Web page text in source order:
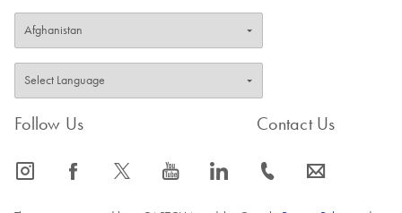
Follow Us
icon_0065_instagram-s icon_0064_facebook-s icon_0340_cc_gen_x-s icon_0077_youtube-s icon_0066_linkedin-s
Contact Us
icon_0072_phone-s icon_0063_envelope-s